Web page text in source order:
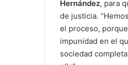
Hernández, para
de justicia.
el proceso,
impunidad en el
sociedad